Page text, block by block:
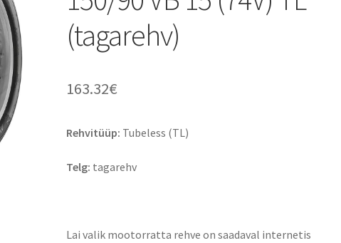
(tagarehv)
163.32€
Rehvitüüp: Tubeless (TL)
Telg: tagarehv
Lai valik mootorratta rehve on saadaval internetis